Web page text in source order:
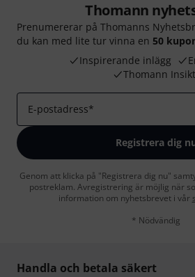
Thomann
Prenumererar på Thomanns
du kan med lite tur vinna en 50
Inspirerande inlägg
Thomann
E-postadress*
Registrera dig
Genom att klicka på "Registrera dig nu"
postreklam. Avregistrering är möjlig när
information om nyhetsbrevet i vår
* Nödvändig
Handla och betala säkert